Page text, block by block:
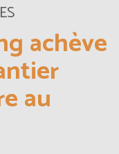
achève
au